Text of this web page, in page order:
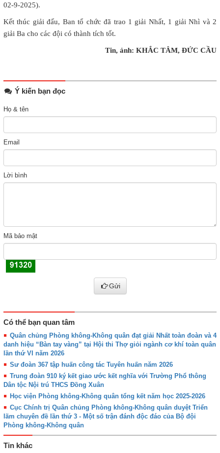
02-9-2025).
Kết thúc giải đấu, Ban tổ chức đã trao 1 giải Nhất, 1 giải Nhì và 2
giải Ba cho các đội có thành tích tốt.
Tin, ảnh: KHẮC TÂM, ĐỨC CẦU
Ý kiến bạn đọc
Họ & tên
Email
Lời bình
Mã bảo mật
Gửi
Có thể bạn quan tâm
Quân chủng Phòng không-Không quân đạt giải Nhất toàn đoàn và 4
danh hiệu “Bàn tay vàng” tại Hội thi Thợ giỏi ngành cơ khí toàn quân
lần thứ VI năm 2026
Sư đoàn 367 tập huấn công tác Tuyên huấn năm 2026
Trung đoàn 910 ký kết giao ước kết nghĩa với Trường Phổ thông
Dân tộc Nội trú THCS Đồng Xuân
Học viện Phòng không-Không quân tổng kết năm học 2025-2026
Cục Chính trị Quân chủng Phòng không-Không quân duyệt Triển
lãm chuyên đề lần thứ 3 - Một số trận đánh độc đáo của Bộ đội
Phòng không-Không quân
Tin khác